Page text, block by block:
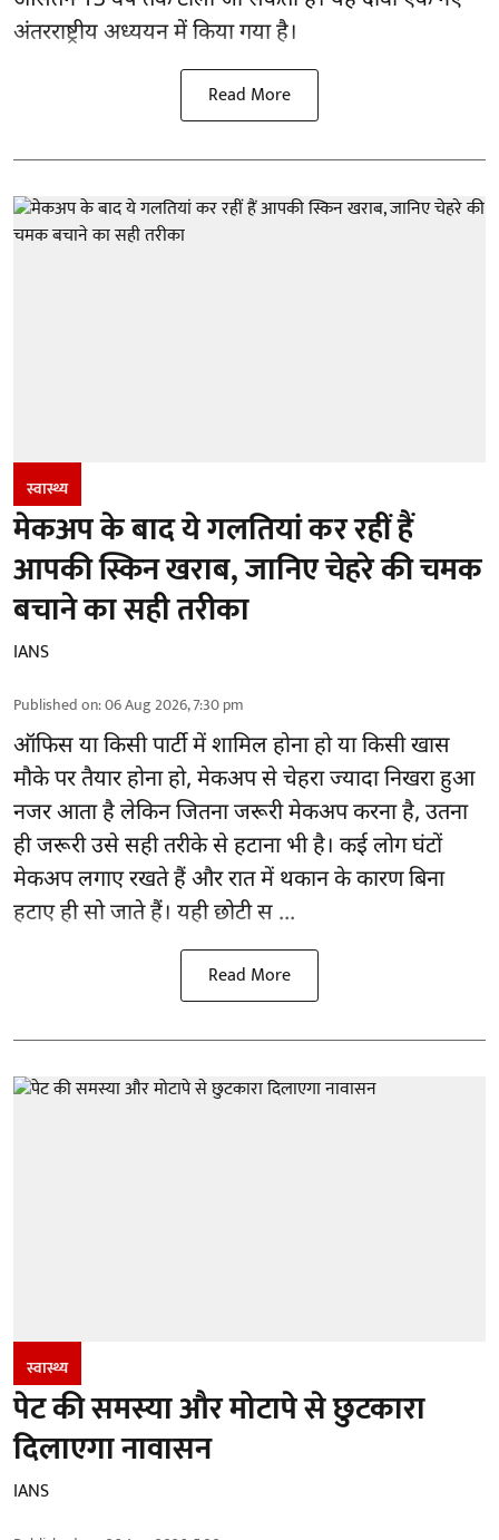
अंतरराष्ट्रीयअध्ययनमें किया गया है।
Read More
स्वास्थ्य
मेकअप के बाद ये गलतियां कर रहीं हैं
आपकी स्किन खराब, जानिए चेहरे की चमक
बचाने का सही तरीका
IANS
Published on:06 Aug 2026, 7:30 pm
ऑफिस या किसी पार्टी में शामिल होना हो या किसी खास
मौके पर तैयार होना हो, मेकअप सेचेहरा ज्यादा निखराहुआ
नजर आता है लेकिन जितना जरूरी मेकअप करना है, उतना
ही जरूरी उसे सही तरीके से हटाना भी है। कई लोग घंटों
मेकअप लगाए रखते हैं और रात में थकान के कारण बिना
हटाए ही सो जाते हैं। यही छोटी स ...
Read More
स्वास्थ्य
पेट की समस्या और मोटापे से छुटकारा
दिलाएगा नावासन
IANS